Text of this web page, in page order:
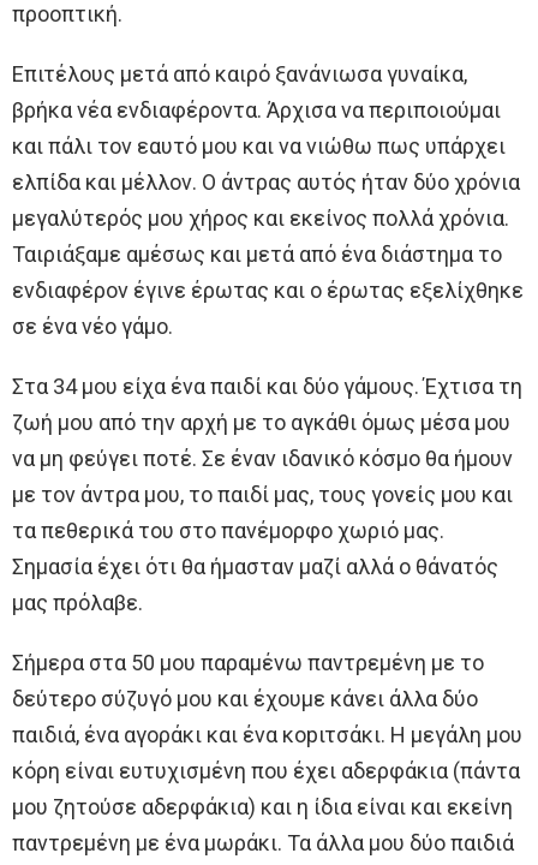
προοπτική.
Επιτέλους μετά από καιρό ξανάνιωσα γυναίκα,
βρήκα νέα ενδιαφέροντα. Άρχισα να περιποιούμαι
και πάλι τον εαυτό μου και να νιώθω πως υπάρχει
ελπίδα και μέλλον. Ο άντρας αυτός ήταν δύο χρόνια
μεγαλύτερός μου χήρος και εκείνος πολλά χρόνια.
Ταιριάξαμε αμέσως και μετά από ένα διάστημα το
ενδιαφέρον έγινε έρωτας και ο έρωτας εξελίχθηκε
σε ένα νέο γάμο.
Στα 34 μου είχα ένα παιδί και δύο γάμους. Έχτισα τη
ζωή μου από την αρχή με το αγκάθι όμως μέσα μου
να μη φεύγει ποτέ. Σε έναν ιδανικό κόσμο θα ήμουν
με τον άντρα μου, το παιδί μας, τους γονείς μου και
τα πεθερικά του στο πανέμορφο χωριό μας.
Σημασία έχει ότι θα ήμασταν μαζί αλλά ο θάνατός
μας πρόλαβε.
Σήμερα στα 50 μου παραμένω παντρεμένη με το
δεύτερο σύζυγό μου και έχουμε κάνει άλλα δύο
παιδιά, ένα αγoράκι και ένα κopιτσάκι. Η μεγάλη μου
κόρη είναι ευτυχισμένη που έχει αδερφάκια (πάντα
μου ζητούσε αδερφάκια) και η ίδια είναι και εκείνη
παντρεμένη με ένα μωράκι. Τα άλλα μου δύο παιδιά